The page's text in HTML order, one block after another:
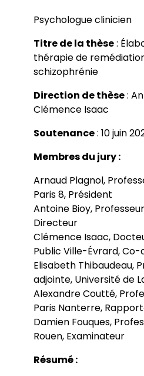
L’étude des processus
L’étude des processus
Enseignants-Chercheurs
Doctorants
Post-doctorants
Jeunes docteurs
Chercheurs associés
Publications
Articles
Chapitres
Événements
Séminaires
Psychologue clinicien
Titre de la thèse:
thérapie de
schizophrénie
Direction de thèse:
Clémence Isaac
Soutenance: 10 juin
Membres du jury :
Arnaud Plagnol,
Paris 8, Président
Antoine Bioy,
Directeur
Clémence Isaac,
Public Ville-Évrard,
Elisabeth Thibaudeau,
adjointe, Université de
Alexandre Coutté,
Paris Nanterre,
Damien Fouques,
Rouen, Examinateur
Résumé :